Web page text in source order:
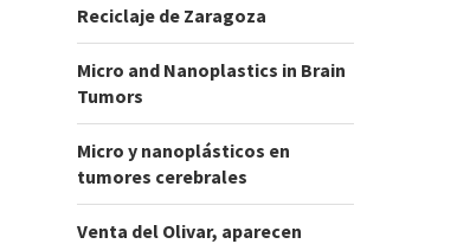
Reciclaje de Zaragoza
Micro and Nanoplastics in Brain
Tumors
Micro y nanoplásticos en
tumores cerebrales
Venta del Olivar, aparecen